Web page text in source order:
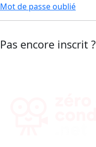
Mot de passe oublié
Pas encore inscrit ?